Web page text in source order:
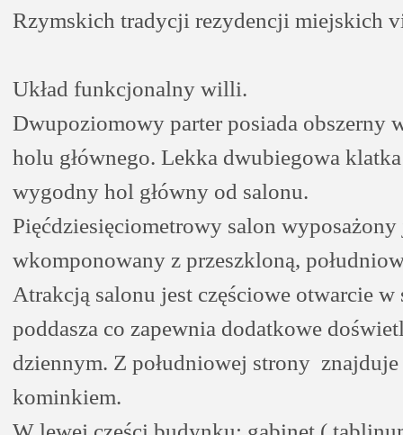
Rzymskich tradycji rezydencji miejskich
Układ funkcjonalny willi.
Dwupoziomowy parter posiada obszerny
holu głównego. Lekka dwubiegowa
wygodny hol główny od salonu.
Pięćdziesięciometrowy salon
wkomponowany z przeszkloną,
Atrakcją salonu jest częściowe otwarcie
poddasza co zapewnia dodatkowe
dziennym. Z południowej strony
kominkiem.